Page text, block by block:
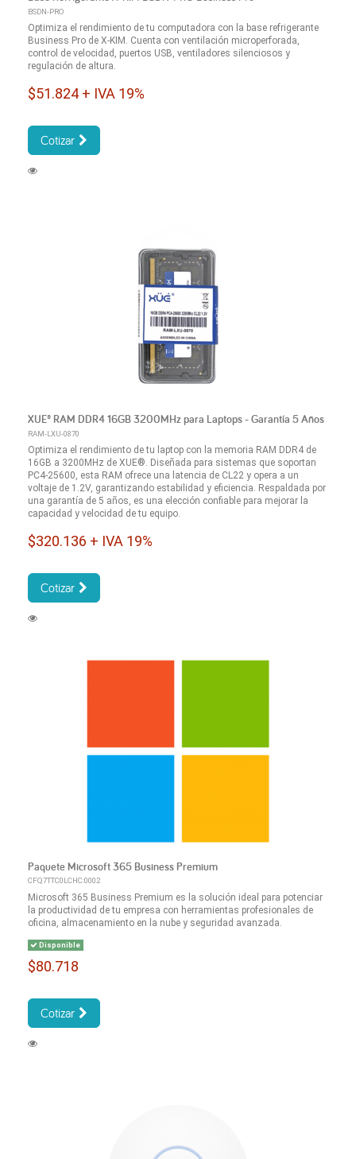
BSDN-PRO
Optimiza el rendimiento de tu computadora con la base refrigerante
Business Pro de X-KIM. Cuenta con ventilación microperforada,
control de velocidad, puertos USB, ventiladores silenciosos y
regulación de altura.
$51.824 + IVA 19%
Cotizar
XUE® RAM DDR4 16GB 3200MHz para Laptops - Garantía 5 Años
RAM-LXU-0870
Optimiza el rendimiento de tu laptop con la memoria RAM DDR4 de
16GB a 3200MHz de XUE®. Diseñada para sistemas que soportan
PC4-25600, esta RAM ofrece una latencia de CL22 y opera a un
voltaje de 1.2V, garantizando estabilidad y eficiencia. Respaldada por
una garantía de 5 años, es una elección confiable para mejorar la
capacidad y velocidad de tu equipo.
$320.136 + IVA 19%
Cotizar
Paquete Microsoft 365 Business Premium
CFQ7TTC0LCHC:0002
Microsoft 365 Business Premium es la solución ideal para potenciar
la productividad de tu empresa con herramientas profesionales de
oficina, almacenamiento en la nube y seguridad avanzada.
Disponible
$80.718
Cotizar